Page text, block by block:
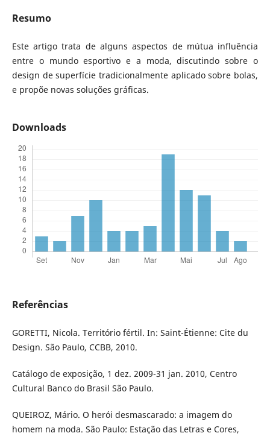
Resumo
Este artigo trata de alguns aspectos de mútua influência
entre o mundo esportivo e a moda, discutindo sobre o
design de superfície tradicionalmente aplicado sobre bolas,
e propõe novas soluções gráficas.
Downloads
Referências
GORETTI, Nicola. Território fértil. In: Saint-Étienne: Cite du
Design. São Paulo, CCBB, 2010.
Catálogo de exposição, 1 dez. 2009-31 jan. 2010, Centro
Cultural Banco do Brasil São Paulo.
QUEIROZ, Mário. O herói desmascarado: a imagem do
homem na moda. São Paulo: Estação das Letras e Cores,